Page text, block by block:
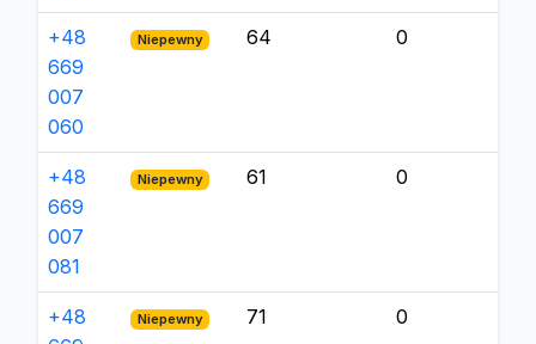
+48
669
007
060
Niepewny 64 0
+48
669
007
081
Niepewny 61 0
+48
Niepewny 71 0